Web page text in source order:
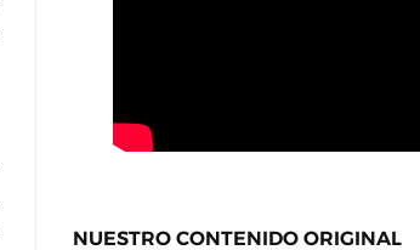
NUESTRO CONTENIDO ORIGINAL